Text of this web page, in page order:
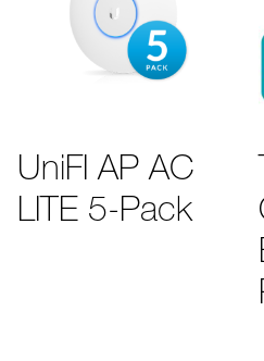
UniFI AP AC
LITE 5-Pack